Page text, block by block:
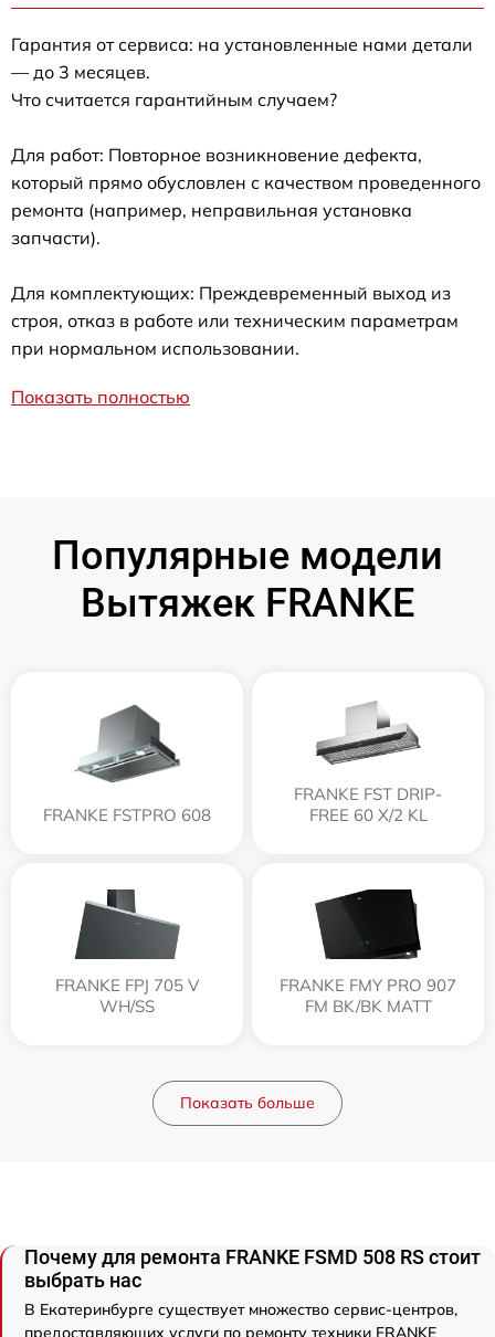
Гарантия от сервиса: на установленные нами детали
— до 3 месяцев.
Что считается гарантийным случаем?
Для работ: Повторное возникновение дефекта,
который прямо обусловлен с качеством проведенного
ремонта (например, неправильная установка
запчасти).
Для комплектующих: Преждевременный выход из
строя, отказ в работе или техническим параметрам
при нормальном использовании.
Показать полностью
Популярные модели
Вытяжек FRANKE
FRANKE FSTPRO 608
FRANKE FST DRIP-
FREE 60 X/2 KL
FRANKE FPJ 705 V
WH/SS
FRANKE FMY PRO 907
FM BK/BK MATT
Показать больше
Почему для ремонта FRANKE FSMD 508 RS стоит
выбрать нас
В Екатеринбурге существует множество сервис-центров,
предоставляющих услуги по ремонту техники FRANKE